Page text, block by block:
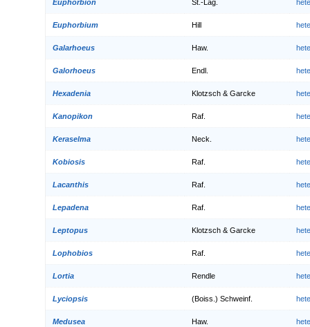
Euphorbion St.-Lag.
Euphorbium Hill
Galarhoeus Haw.
Galorhoeus Endl.
Hexadenia Klotzsch & Garcke
Kanopikon Raf.
Keraselma Neck.
Kobiosis Raf.
Lacanthis Raf.
Lepadena Raf.
Leptopus Klotzsch & Garcke
Lophobios Raf.
Lortia Rendle
Lyciopsis (Boiss.) Schweinf.
Medusea Haw.